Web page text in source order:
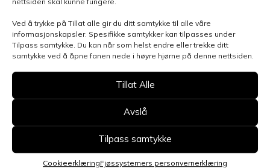
Ved å trykke på Tillat alle gir du ditt samtykke til alle våre
informasjonskapsler. Spesifikke samtykker kan tilpasses under
Tilpass samtykke. Du kan når som helst endre eller trekke ditt
samtykke ved å åpne fanen nede i høyre hjørne på denne nettsiden.
Tillat Alle
Avslå
Tilpass samtykke
CookieerklæringFjøssystemers personvernerklæring
AVD. ØST
SERVICE
2360 Rudshøgda